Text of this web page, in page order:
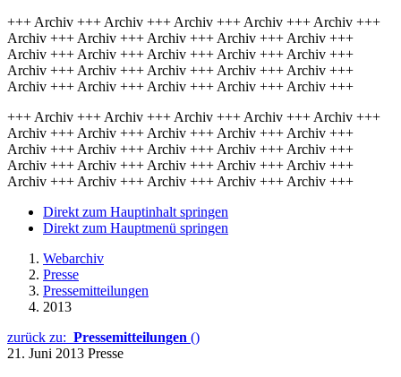
+++ Archiv +++ Archiv +++ Archiv +++ Archiv +++ Archiv +++
Archiv +++ Archiv +++ Archiv +++ Archiv +++ Archiv +++
Archiv +++ Archiv +++ Archiv +++ Archiv +++ Archiv +++
Archiv +++ Archiv +++ Archiv +++ Archiv +++ Archiv +++
Archiv +++ Archiv +++ Archiv +++ Archiv +++ Archiv +++
+++ Archiv +++ Archiv +++ Archiv +++ Archiv +++ Archiv +++
Archiv +++ Archiv +++ Archiv +++ Archiv +++ Archiv +++
Archiv +++ Archiv +++ Archiv +++ Archiv +++ Archiv +++
Archiv +++ Archiv +++ Archiv +++ Archiv +++ Archiv +++
Archiv +++ Archiv +++ Archiv +++ Archiv +++ Archiv +++
Direkt zum Hauptinhalt springen
Direkt zum Hauptmenü springen
Webarchiv
Presse
Pressemitteilungen
2013
zurück zu: Pressemitteilungen ()
21. Juni 2013 Presse